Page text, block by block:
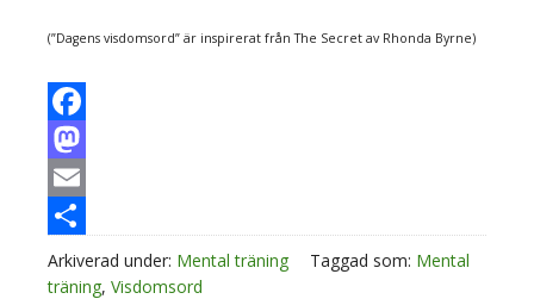
(”Dagens visdomsord” är inspirerat från The Secret av Rhonda Byrne)
Facebook
Mastodon
Email
Dela
Arkiverad under: Mental träning Taggad som: Mental
träning, Visdomsord